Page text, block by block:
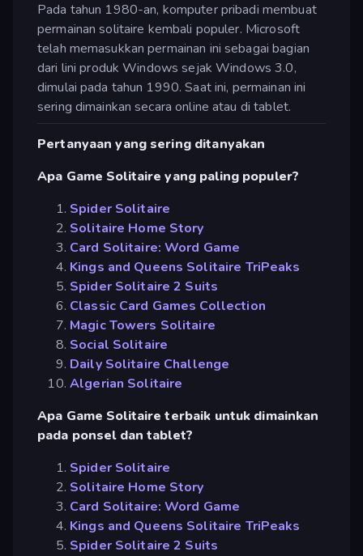
Pada tahun 1980-an, komputer pribadi membuat
permainan solitaire kembali populer. Microsoft
telah memasukkan permainan ini sebagai bagian
dari lini produk Windows sejak Windows 3.0,
dimulai pada tahun 1990. Saat ini, permainan ini
sering dimainkan secara online atau di tablet.
Pertanyaan yang sering ditanyakan
Apa Game Solitaire yang paling populer?
Spider Solitaire
Solitaire Home Story
Card Solitaire: Word Game
Kings and Queens Solitaire TriPeaks
Spider Solitaire 2 Suits
Classic Card Games Collection
Magic Towers Solitaire
Social Solitaire
Daily Solitaire Challenge
Algerian Solitaire
Apa Game Solitaire terbaik untuk dimainkan
pada ponsel dan tablet?
Spider Solitaire
Solitaire Home Story
Card Solitaire: Word Game
Kings and Queens Solitaire TriPeaks
Spider Solitaire 2 Suits